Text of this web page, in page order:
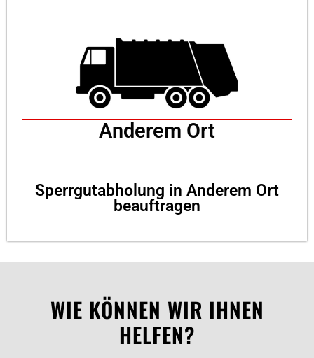
Anderem Ort
Sperrgutabholung in Anderem Ort
beauftragen
WIE KÖNNEN WIR IHNEN
HELFEN?